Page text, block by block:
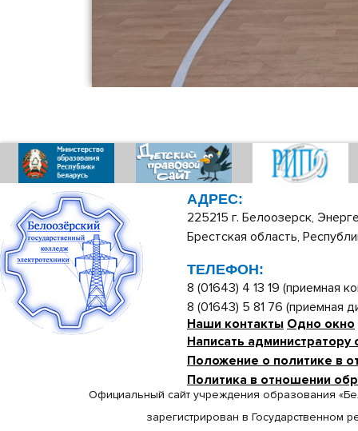
АДРЕС:
225215 г. Белоозерск,
Брестская область,
ТЕЛЕФОН:
8 (01643) 4 13 19 (приемная
8 (01643) 5 81 76 (приемная
Наши контакты Одно окно
Написать администратору
Положение о политике в
Политика в отношении
Официальный сайт учреждения образования
зарегистрирован в Государственном